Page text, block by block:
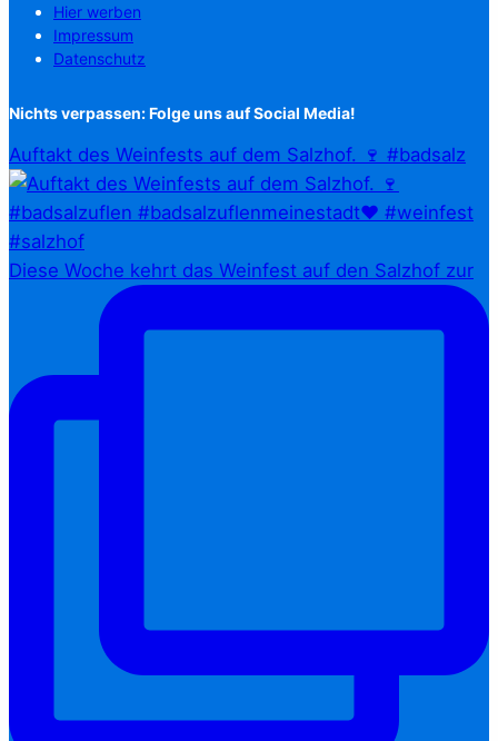
Hier werben
Impressum
Datenschutz
Nichts verpassen: Folge uns auf Social Media!
Auftakt des Weinfests auf dem Salzhof. 🍷 #badsalz
Diese Woche kehrt das Weinfest auf den Salzhof zur